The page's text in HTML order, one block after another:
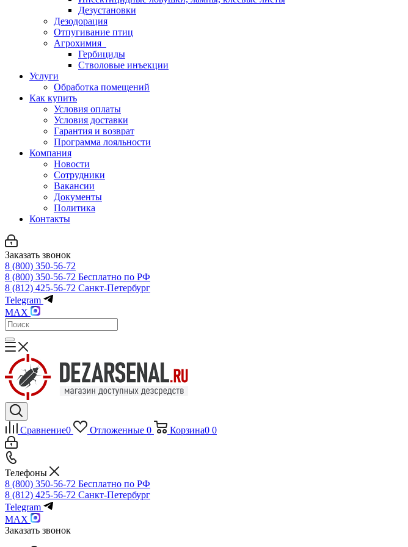
Дезустановки
Дезодорация
Отпугивание птиц
Агрохимия
Гербициды
Стволовые инъекции
Услуги
Обработка помещений
Как купить
Условия оплаты
Условия доставки
Гарантия и возврат
Программа лояльности
Компания
Новости
Сотрудники
Вакансии
Документы
Политика
Контакты
Заказать звонок
8 (800) 350-56-72
8 (800) 350-56-72 Бесплатно по РФ
8 (812) 425-56-72 Санкт-Петербург
Telegram
MAX
Сравнение0 Отложенные 0 Корзина0 0
Телефоны
8 (800) 350-56-72 Бесплатно по РФ
8 (812) 425-56-72 Санкт-Петербург
Telegram
MAX
Заказать звонок